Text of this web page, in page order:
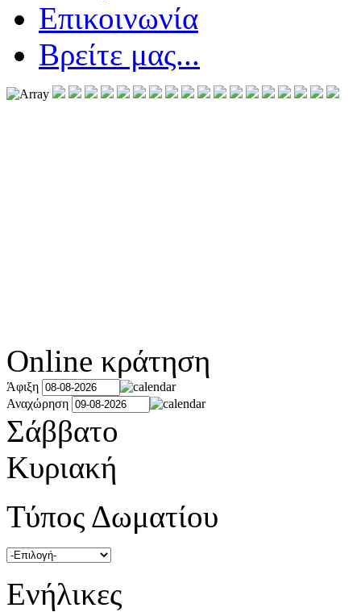
Επικοινωνία
Βρείτε μας...
Online κράτηση
Άφιξη
Αναχώρηση
Σάββατο
Κυριακή
Τύπος Δωματίου
Ενήλικες